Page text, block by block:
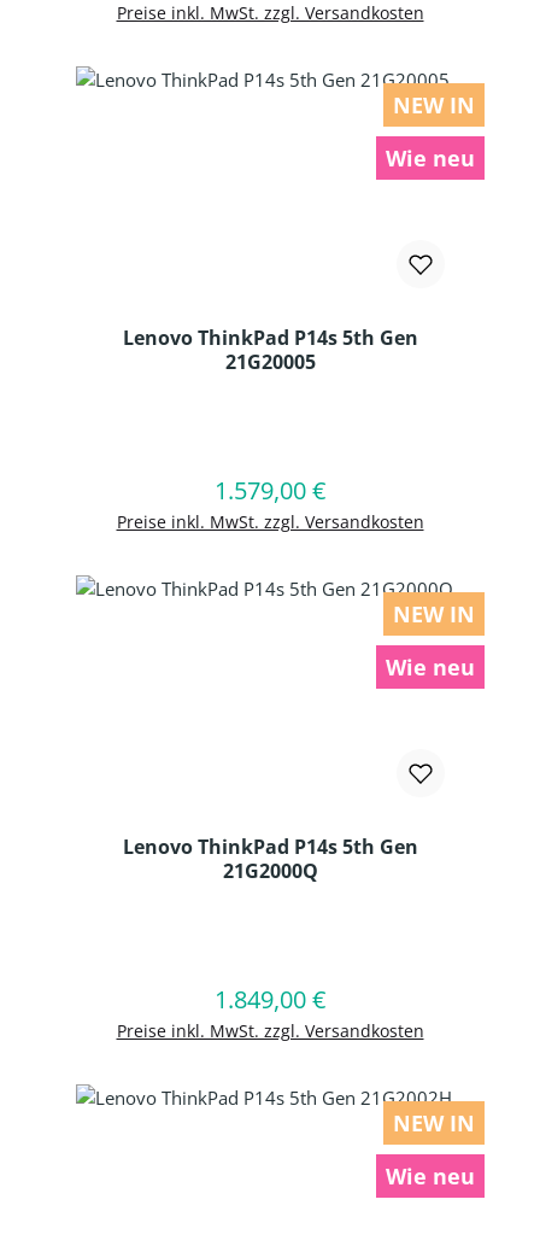
Preise inkl. MwSt. zzgl. Versandkosten
NEW IN
Wie neu
Lenovo ThinkPad P14s 5th Gen
21G20005
Regulärer Preis:
1.579,00 €
Preise inkl. MwSt. zzgl. Versandkosten
In den Warenkorb
NEW IN
Wie neu
Lenovo ThinkPad P14s 5th Gen
21G2000Q
Regulärer Preis:
1.849,00 €
Preise inkl. MwSt. zzgl. Versandkosten
In den Warenkorb
NEW IN
Wie neu